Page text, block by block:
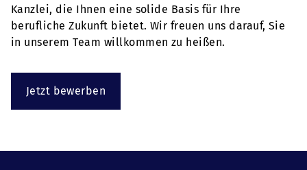
Kanzlei, die Ihnen eine solide Basis für Ihre
berufliche Zukunft bietet. Wir freuen uns darauf, Sie
in unserem Team willkommen zu heißen.
Jetzt bewerben